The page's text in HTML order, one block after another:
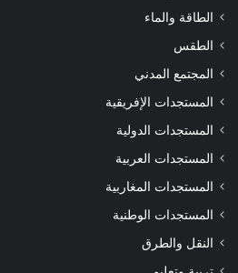
الطاقة والماء
الطقس
المجتمع المدني
المستجدات الإفريقية
المستجدات الدولية
المستجدات العربية
المستجدات المغاربية
المستجدات الوطنية
النقل والطرق